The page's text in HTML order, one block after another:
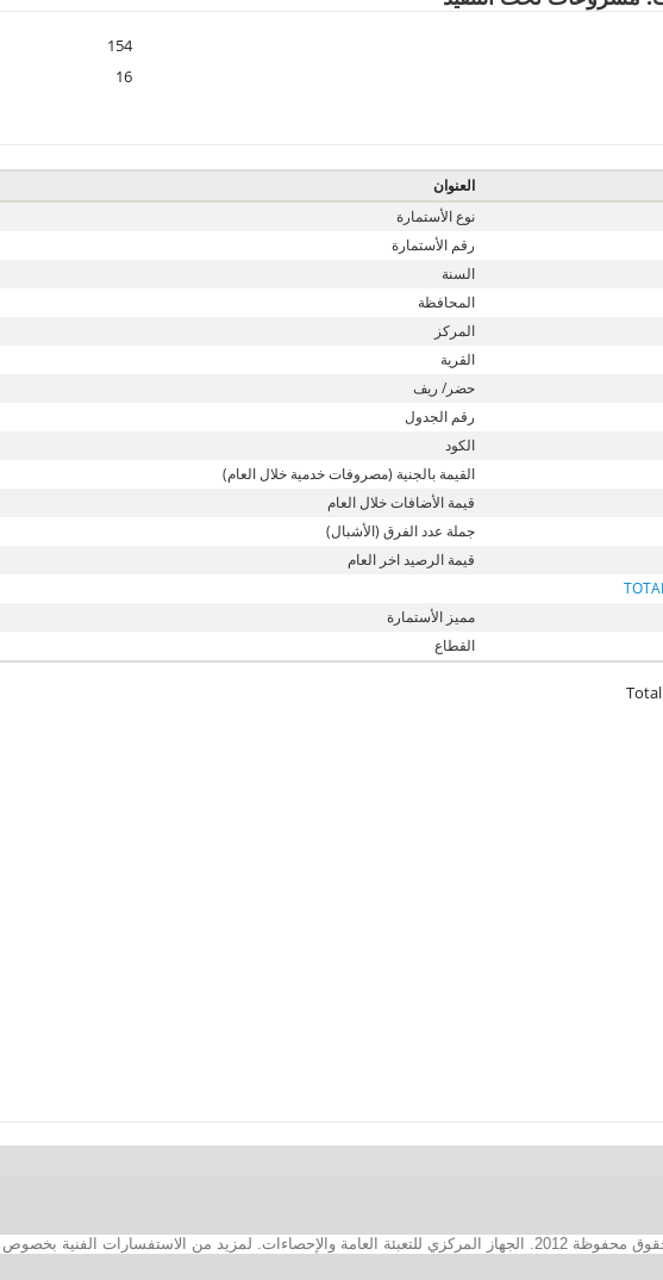
154
16
العنوان
نوع الأستمارة
رقم الأستمارة
السنة
المحافظة
المركز
القرية
حضر/ ريف
رقم الجدول
الكود
القيمة بالجنية (مصروفات خدمية خلال العام)
قيمة الأضافات خلال العام
جملة عدد الفرق (الأشبال)
قيمة الرصيد اخر العام
مميز الأستمارة
القطاع
العامة والإحصاءات. لمزيد من الاستفسارات الفنية بخصوص الصفحة الالكترونية